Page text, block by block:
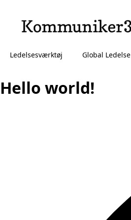
Ledelsesværktøj Global Ledelse
Hello world!